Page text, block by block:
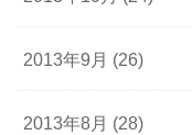
2013年9月 (26)
2013年8月 (28)